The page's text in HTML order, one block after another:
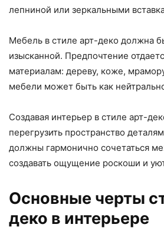
лепниной или зеркальными
Мебель в стиле арт-деко должна
изысканной. Предпочтение
материалам: дереву, коже,
мебели может быть как
Создавая интерьер в стиле арт-
перегрузить пространство
должны гармонично сочетаться
создавать ощущение роскоши и
Основные черты
деко в интерьере